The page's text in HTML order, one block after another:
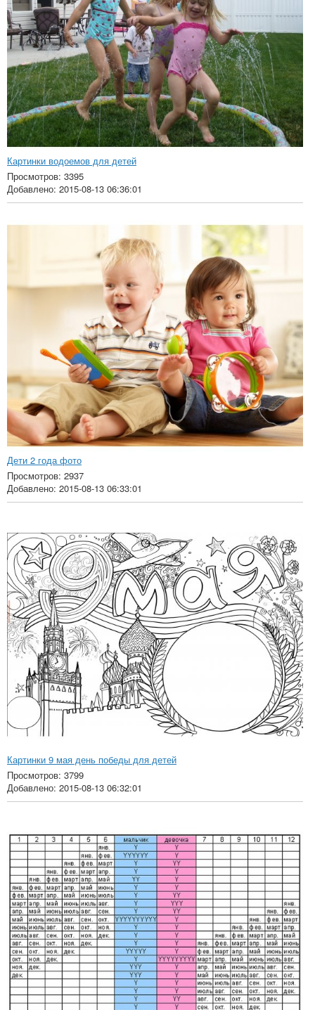
Картинки водоемов для детей
Просмотров: 3395
Добавлено: 2015-08-13 06:36:01
Дети 2 года фото
Просмотров: 2937
Добавлено: 2015-08-13 06:33:01
Картинки 9 мая день победы для детей
Просмотров: 3799
Добавлено: 2015-08-13 06:32:01